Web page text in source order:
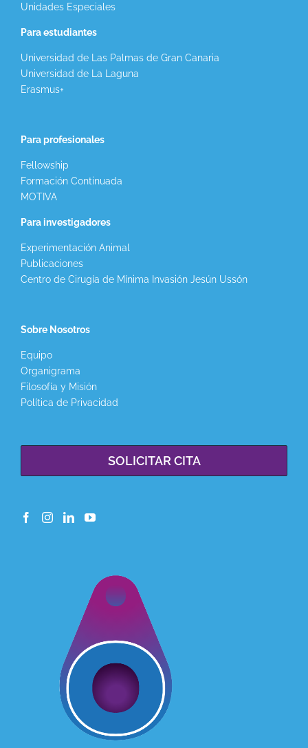
Unidades Especiales
Para estudiantes
Universidad de Las Palmas de Gran Canaria
Universidad de La Laguna
Erasmus+
Para profesionales
Fellowship
Formación Continuada
MOTIVA
Para investigadores
Experimentación Animal
Publicaciones
Centro de Cirugía de Mínima Invasión Jesún Ussón
Sobre Nosotros
Equipo
Organigrama
Filosofía y Misión
Política de Privacidad
SOLICITAR CITA